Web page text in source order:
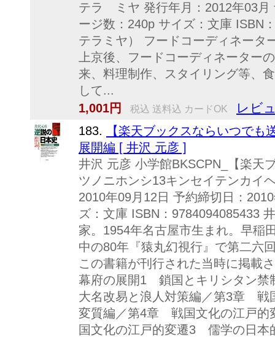
テラ ミヤ 発行年月：2012年03月
ージ数：240p サイズ：文庫 ISBN
テラミヤ） フードコーディネータ
上京後、フードコーディネーター
来、料理制作、スタイリング等、
して...
1,001円
税込 送料込 カードOK レビ
183.
【楽天ブックスならいつで
展開編 [ 井沢 元彦 ]
井沢 元彦 小学館BKSCPN_【楽天
ツノニホンシ13キンセイテンカイ
2010年09月12日 予約締切日：
ズ：文庫 ISBN：9784094085433
家。1954年名古屋市生まれ。早稲
中の80年『猿丸幻視行』で第二六
この書籍が刊行された当時に掲載
幕府の展開1 鎖国とキリシタン
大名改易と浪人対策編／第3章
変質編／第4章 戦国文化の江戸
国文化の江戸的変遷3 儒学の日